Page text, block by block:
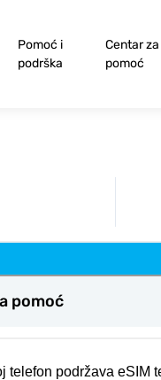
Pomoć i
podrška
Centar za
pomoć
pomoć
telefon podržava eSIM